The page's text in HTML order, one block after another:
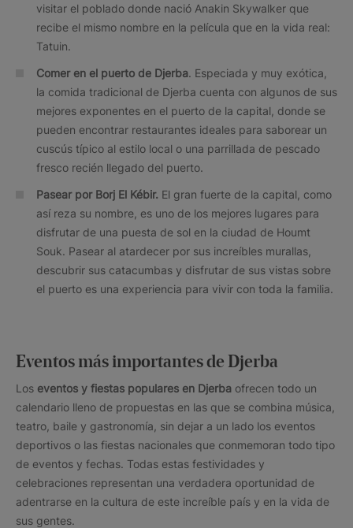
visitar el poblado donde nació Anakin Skywalker que
recibe el mismo nombre en la película que en la vida real:
Tatuin.
Comer en el puerto de Djerba. Especiada y muy exótica,
la comida tradicional de Djerba cuenta con algunos de sus
mejores exponentes en el puerto de la capital, donde se
pueden encontrar restaurantes ideales para saborear un
cuscús típico al estilo local o una parrillada de pescado
fresco recién llegado del puerto.
Pasear por Borj El Kébir. El gran fuerte de la capital, como
así reza su nombre, es uno de los mejores lugares para
disfrutar de una puesta de sol en la ciudad de Houmt
Souk. Pasear al atardecer por sus increíbles murallas,
descubrir sus catacumbas y disfrutar de sus vistas sobre
el puerto es una experiencia para vivir con toda la familia.
Eventos más importantes de Djerba
Los eventos y fiestas populares en Djerba ofrecen todo un
calendario lleno de propuestas en las que se combina música,
teatro, baile y gastronomía, sin dejar a un lado los eventos
deportivos o las fiestas nacionales que conmemoran todo tipo
de eventos y fechas. Todas estas festividades y
celebraciones representan una verdadera oportunidad de
adentrarse en la cultura de este increíble país y en la vida de
sus gentes.